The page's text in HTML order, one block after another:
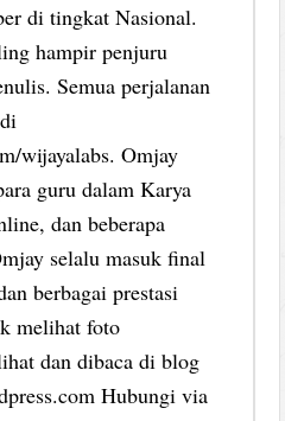
di tingkat Nasional.
hampir penjuru
Semua perjalanan
wijayalabs. Omjay
guru dalam Karya
dan beberapa
selalu masuk final
berbagai prestasi
melihat foto
dan dibaca di blog
Hubungi via